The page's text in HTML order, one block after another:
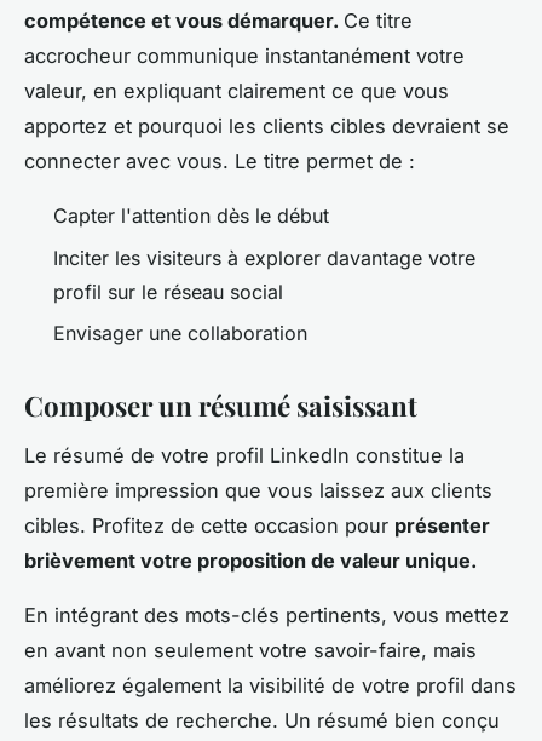
compétence et vous démarquer. Ce titre
accrocheur communique instantanément votre
valeur, en expliquant clairement ce que vous
apportez et pourquoi les clients cibles devraient se
connecter avec vous. Le titre permet de :
Capter l'attention dès le début
Inciter les visiteurs à explorer davantage votre
profil sur le réseau social
Envisager une collaboration
Composer un résumé saisissant
Le résumé de votre profil LinkedIn constitue la
première impression que vous laissez aux clients
cibles. Profitez de cette occasion pour présenter
brièvement votre proposition de valeur unique.
En intégrant des mots-clés pertinents, vous mettez
en avant non seulement votre savoir-faire, mais
améliorez également la visibilité de votre profil dans
les résultats de recherche. Un résumé bien conçu